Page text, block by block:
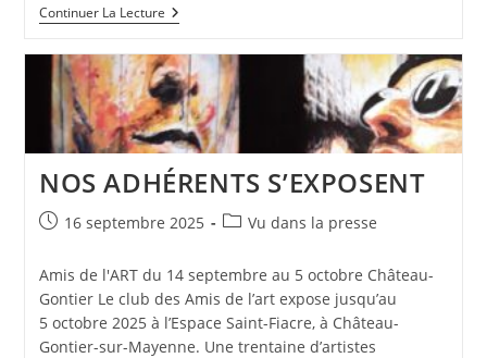
Continuer La LectureSTAGE
« TÊTE
NOS ADHÉRENTS S’EXPOSENT
Publication
16 septembre 2025
PostVu dans la presse
Amis de l'ART du 14 septembre au 5 octobre Château-
Gontier Le club des Amis de l’art expose jusqu’au
5 octobre 2025 à l’Espace Saint-Fiacre, à Château-
Gontier-sur-Mayenne. Une trentaine d’artistes